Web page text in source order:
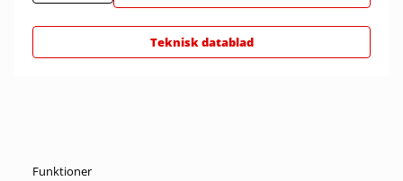
Teknisk datablad
Funktioner